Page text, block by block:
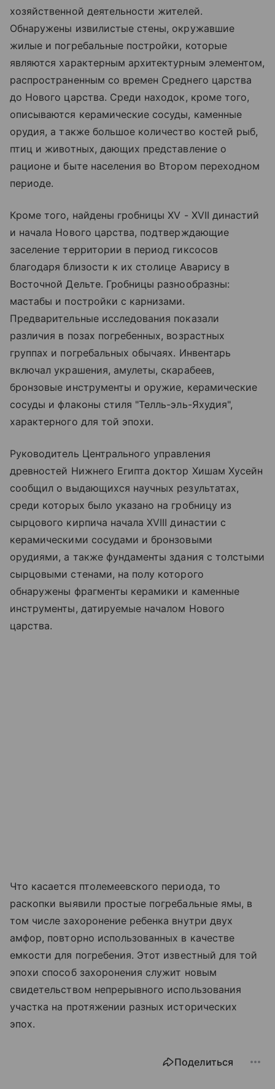
хозяйственной деятельности жителей.
Обнаружены извилистые стены, окружавшие
жилые и погребальные постройки, которые
являются характерным архитектурным элементом,
распространенным со времен Среднего царства
до Нового царства. Среди находок, кроме того,
описываются керамические сосуды, каменные
орудия, а также большое количество костей рыб,
птиц и животных, дающих представление о
рационе и быте населения во Втором переходном
периоде.
Кроме того, найдены гробницы XV - XVII династий
и начала Нового царства, подтверждающие
заселение территории в период гиксосов
благодаря близости к их столице Аварису в
Восточной Дельте. Гробницы разнообразны:
мастабы и постройки с карнизами.
Предварительные исследования показали
различия в позах погребенных, возрастных
группах и погребальных обычаях. Инвентарь
включал украшения, амулеты, скарабеев,
бронзовые инструменты и оружие, керамические
сосуды и флаконы стиля "Телль-эль-Яхудия",
характерного для той эпохи.
Руководитель Центрального управления
древностей Нижнего Египта доктор Хишам Хусейн
сообщил о выдающихся научных результатах,
среди которых было указано на гробницу из
сырцового кирпича начала XVIII династии с
керамическими сосудами и бронзовыми
орудиями, а также фундаменты здания с толстыми
сырцовыми стенами, на полу которого
обнаружены фрагменты керамики и каменные
инструменты, датируемые началом Нового
царства.
Что касается птолемеевского периода, то
раскопки выявили простые погребальные ямы, в
том числе захоронение ребенка внутри двух
амфор, повторно использованных в качестве
емкости для погребения. Этот известный для той
эпохи способ захоронения служит новым
свидетельством непрерывного использования
участка на протяжении разных исторических
эпох.
Поделиться